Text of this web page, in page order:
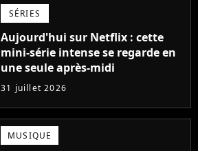
SÉRIES
Aujourd'hui sur Netflix : cette
mini-série intense se regarde en
une seule après-midi
31 juillet 2026
MUSIQUE